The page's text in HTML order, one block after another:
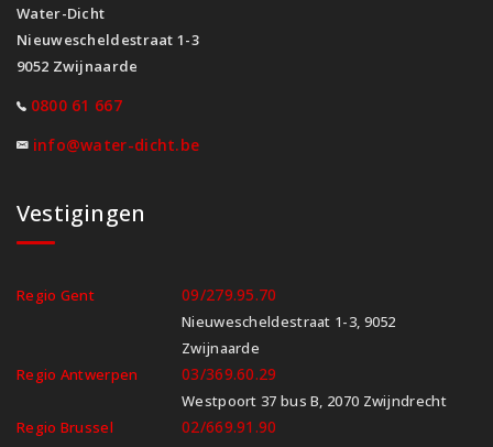
Water-Dicht
Nieuwescheldestraat 1-3
9052 Zwijnaarde
0800 61 667
info@water-dicht.be
Vestigingen
Regio Gent 09/279.95.70
Nieuwescheldestraat 1-3, 9052
Zwijnaarde
Regio Antwerpen
03/369.60.29
Westpoort 37 bus B, 2070 Zwijndrecht
Regio Brussel
02/669.91.90